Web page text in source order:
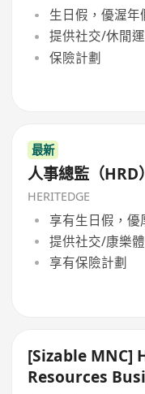
生日假，優渥年
提供社交/休閒
保險計劃
最新
人事總監（HRD）
HERITEDGE
享有生日假，優
提供社交/康樂
享有保險計劃
[Sizable MNC]
Resources